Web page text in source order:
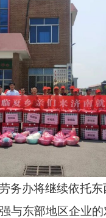
务办将继续依托
与东部地区企业的